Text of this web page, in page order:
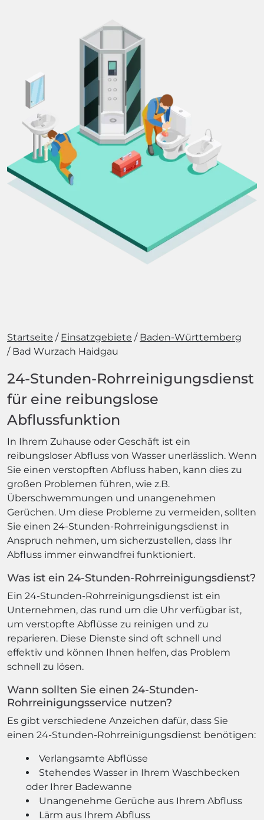
Startseite Einsatzgebiete
Baden-Württemberg
Bad Wurzach Haidgau
24-Stunden-Rohrreinigungsdienst
für eine reibungslose
Abflussfunktion
In Ihrem Zuhause oder Geschäft ist ein
reibungsloser Abfluss von Wasser unerlässlich. Wenn
Sie einen verstopften Abfluss haben, kann dies zu
großen Problemen führen, wie z.B.
Überschwemmungen und unangenehmen
Gerüchen. Um diese Probleme zu vermeiden, sollten
Sie einen 24-Stunden-Rohrreinigungsdienst in
Anspruch nehmen, um sicherzustellen, dass Ihr
Abfluss immer einwandfrei funktioniert.
Was ist ein 24-Stunden-Rohrreinigungsdienst?
Ein 24-Stunden-Rohrreinigungsdienst ist ein
Unternehmen, das rund um die Uhr verfügbar ist,
um verstopfte Abflüsse zu reinigen und zu
reparieren. Diese Dienste sind oft schnell und
effektiv und können Ihnen helfen, das Problem
schnell zu lösen.
Wann sollten Sie einen 24-Stunden-
Rohrreinigungsservice nutzen?
Es gibt verschiedene Anzeichen dafür, dass Sie
einen 24-Stunden-Rohrreinigungsdienst benötigen:
Verlangsamte Abflüsse
Stehendes Wasser in Ihrem Waschbecken
oder Ihrer Badewanne
Unangenehme Gerüche aus Ihrem Abfluss
Lärm aus Ihrem Abfluss